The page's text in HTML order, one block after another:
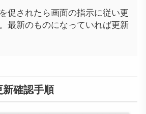
促されたら画面の指示に従い更
最新のものになっていれば更新
確認手順